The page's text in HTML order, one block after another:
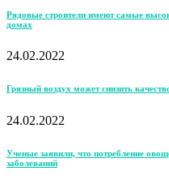
Рядовые строители имеют самые
домах
24.02.2022
Грязный воздух может снизить
24.02.2022
Ученые заявили, что потребление
заболеваний